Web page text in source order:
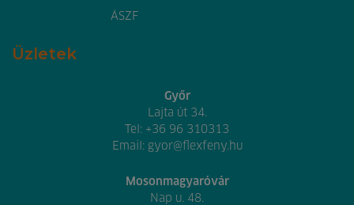
ÁSZF
Üzletek
Győr
Lajta út 34.
Tel: +36 96 310313
Email: gyor@flexfeny.hu
Mosonmagyaróvár
Nap u. 48.